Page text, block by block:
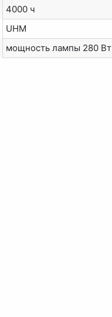
4000 ч
UHM
мощность лампы 280 Вт